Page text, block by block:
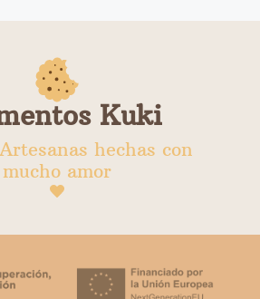
Kuki
hechas con
mucho amor